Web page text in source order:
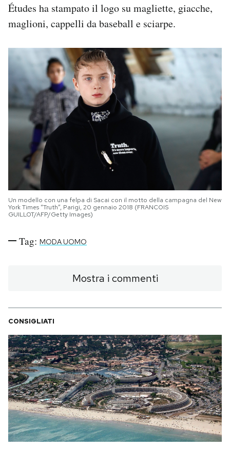
Études ha stampato il logo su magliette, giacche,
maglioni, cappelli da baseball e sciarpe.
Un modello con una felpa di Sacai con il motto della campagna del New
York Times “Truth”, Parigi, 20 gennaio 2018 (FRANCOIS
GUILLOT/AFP/Getty Images)
Tag: MODA UOMO
Mostra i commenti
CONSIGLIATI